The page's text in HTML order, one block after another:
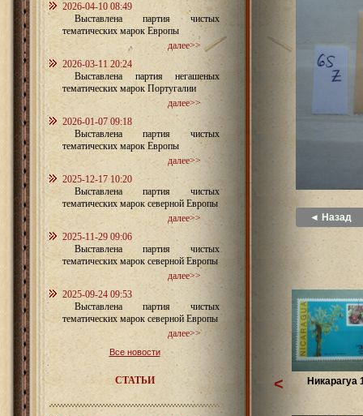
2026-04-10 08:49
Выставлена партия чистых
тематических марок Европы
далее>>
2026-03-11 20:24
Выставлена партия негашеных
тематических марок Португалии
далее>>
2026-01-07 09:18
Выставлена партия чистых
тематических марок Европы
далее>>
2025-12-17 10:20
Выставлена партия чистых
тематических марок северной Европы
далее>>
2025-11-29 09:06
Выставлена партия чистых
тематических марок северной Европы
далее>>
2025-09-24 09:53
Выставлена партия чистых
тематических марок северной Европы
далее>>
Все новости
СТАТЬИ
◄ Назад
Никарагуа
<